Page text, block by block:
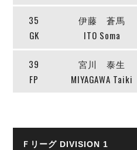
35
GK
伊藤 蒼馬
ITO Soma
39
FP
宮川 泰生
MIYAGAWA Taiki
Ｆリーグ DIVISION 1